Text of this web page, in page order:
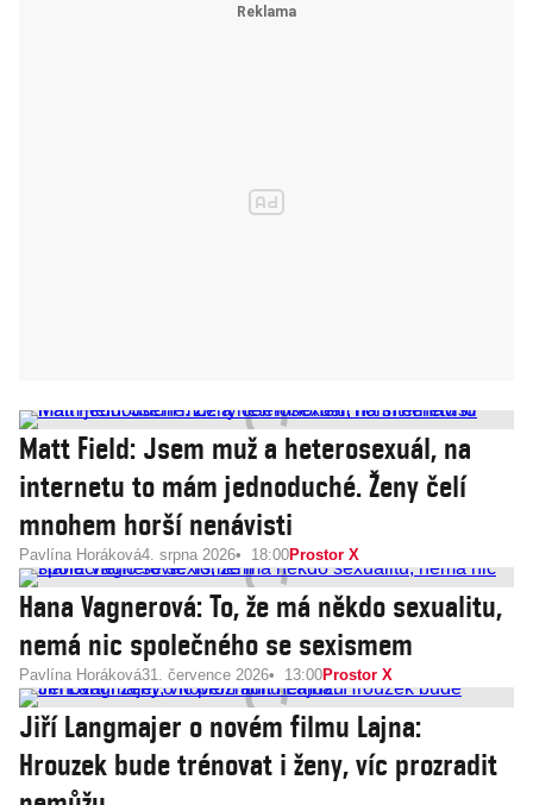
Matt Field: Jsem muž a heterosexuál, na
internetu to mám jednoduché. Ženy čelí
mnohem horší nenávisti
Pavlína Horáková4. srpna 2026 18:00Prostor X
Hana Vagnerová: To, že má někdo sexualitu,
nemá nic společného se sexismem
Pavlína Horáková31. července 2026 13:00Prostor X
Jiří Langmajer o novém filmu Lajna:
Hrouzek bude trénovat i ženy, víc prozradit